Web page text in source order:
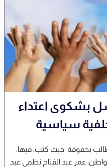
بشكوى اعتداء
سياسية
بحقوقة حيث كتب، فيها:
عمر عبد الفتاح نظمي عبد